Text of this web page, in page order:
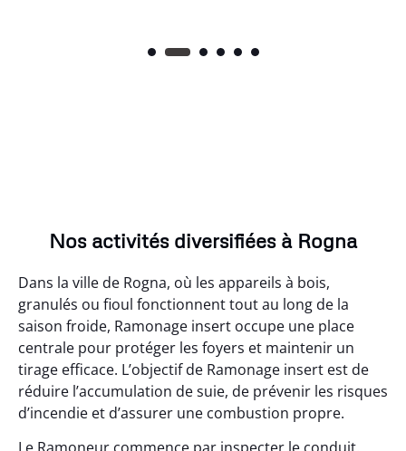
Nos activités diversifiées à Rogna
Dans la ville de Rogna, où les appareils à bois,
granulés ou fioul fonctionnent tout au long de la
saison froide, Ramonage insert occupe une place
centrale pour protéger les foyers et maintenir un
tirage efficace. L’objectif de Ramonage insert est de
réduire l’accumulation de suie, de prévenir les risques
d’incendie et d’assurer une combustion propre.